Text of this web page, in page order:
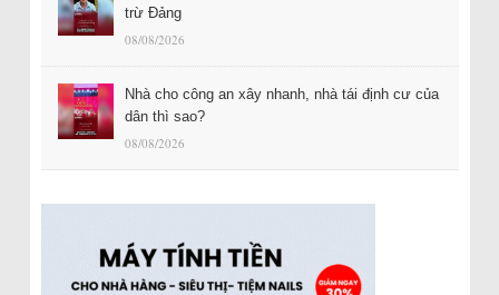
trừ Đảng
08/08/2026
Nhà cho công an xây nhanh, nhà tái định cư của
dân thì sao?
08/08/2026